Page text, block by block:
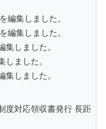
編集しました。
編集しました。
集しました。
しました。
集しました。
度対応領収書発行 長距